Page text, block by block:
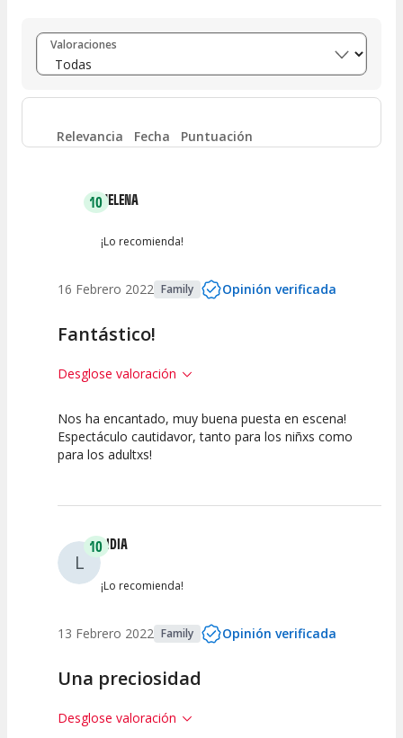
Entre 8 y 10 (2)
Entre 6 y 8 (0)
Entre 4 y 6 0
Valoraciones
Relevancia Fecha Puntuación
10HELENA
¡Lo recomienda!
16 Febrero 2022 Family Opinión verificada
Fantástico!
Desglose valoración
10
Calidad del
10
Puesta en
10
Nos ha encantado, muy buena puesta en escena!
Espectáculo cautidavor, tanto para los niñxs como
para los adultxs!
L
10LIDIA
¡Lo recomienda!
13 Febrero 2022 Family Opinión verificada
Una preciosidad
Desglose valoración